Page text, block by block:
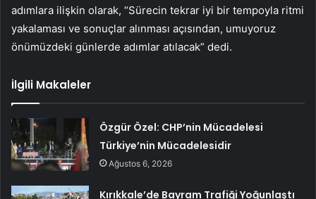
adımlara ilişkin olarak, “Sürecin tekrar iyi bir tempoyla ritmi
yakalaması ve sonuçlar alınması açısından, umuyoruz
önümüzdeki günlerde adımlar atılacak” dedi.
İlgili Makaleler
Özgür Özel: CHP’nin Mücadelesi
Türkiye’nin Mücadelesidir
Ağustos 6, 2026
Kırıkkale’de Bayram Trafiği Yoğunlaştı